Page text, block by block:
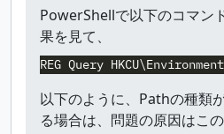
PowerShellで以下のコマン
果を見て、
REG Query HKCU\Environment
以下のように、Pathの種類
る場合は、問題の原因はこ